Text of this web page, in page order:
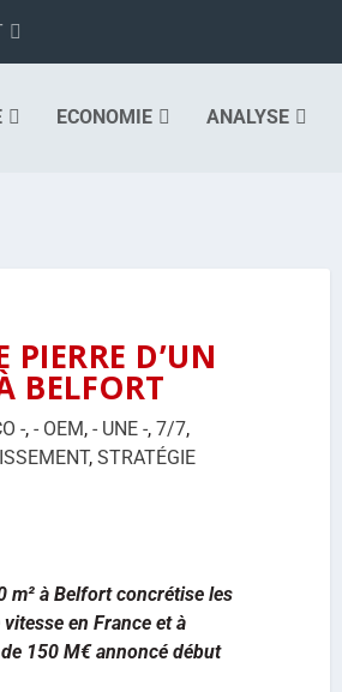
ECONOMIE ANALYSE
D’UN
BELFORT
-,- OEM,- UNE -,7/7,
,STRATÉGIE
m² à Belfort concrétise les
en France et à
150 M€ annoncé début